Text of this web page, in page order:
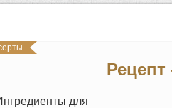
Рецепт
для